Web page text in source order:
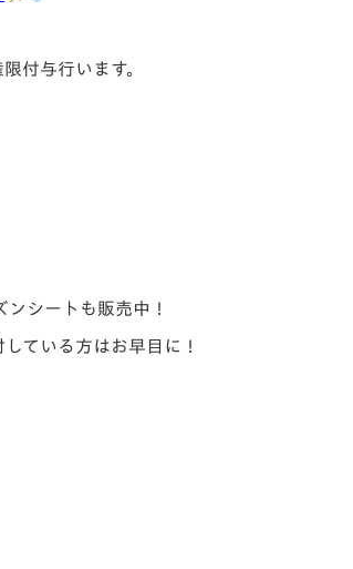
付与行います。
シートも販売中！
ている方はお早目に！